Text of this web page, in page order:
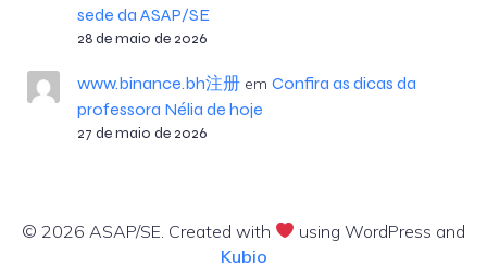
sede da ASAP/SE
28 de maio de 2026
www.binance.bh注册em Confira as dicas da
professora Nélia de hoje
27 de maio de 2026
© 2026 ASAP/SE. Created with
using WordPress and
Kubio